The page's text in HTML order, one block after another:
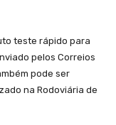
teste rápido para
pelos Correios
pode ser
na Rodoviária de